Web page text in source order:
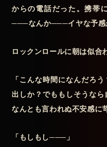
からの電話だった。携帯
───なんか───イヤな予感
ロックンロールに朝は似合
「こんな時間になんだろ
出しか？でももしそうなら
なんとも言われぬ不安感に
「もしもし───」